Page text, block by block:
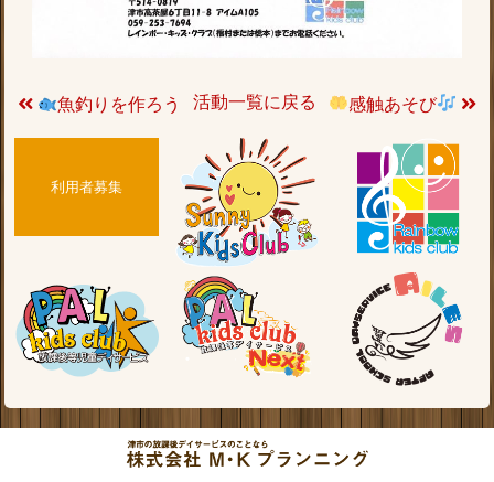
魚釣りを作ろう 活動一覧に戻る 感触あそび
利用者募集